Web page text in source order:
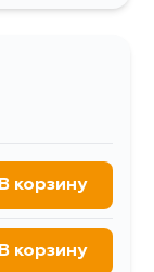
В корзину
В корзину